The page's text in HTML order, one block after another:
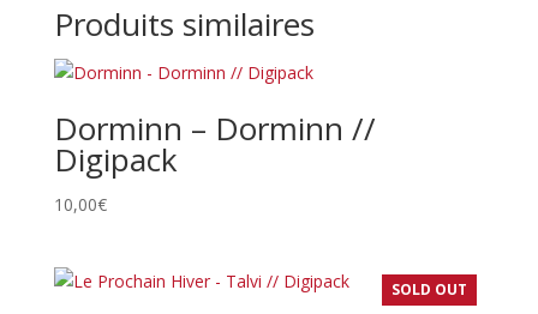
Produits similaires
Dorminn – Dorminn //
Digipack
10,00€
SOLD OUT